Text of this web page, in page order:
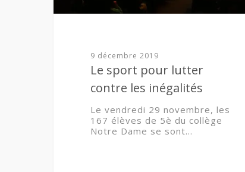
9 décembre 2019
Le sport pour lutter
contre les inégalités
Le vendredi 29 novembre, les
167 élèves de 5è du collège
Notre Dame se sont…